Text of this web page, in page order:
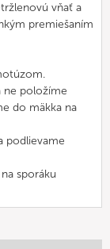
vňať a
premiešaním
ne položíme
do mäkka na
podlievame
sporáku